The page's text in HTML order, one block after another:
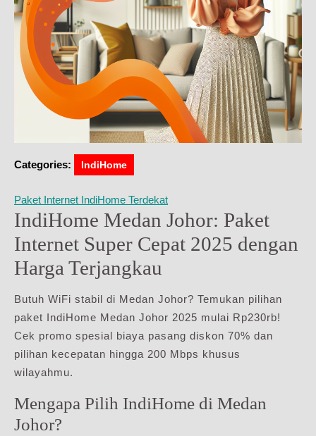
Categories: IndiHome
Paket Internet IndiHome Terdekat
IndiHome Medan Johor: Paket
Internet Super Cepat 2025 dengan
Harga Terjangkau
Butuh WiFi stabil di Medan Johor? Temukan pilihan
paket IndiHome Medan Johor 2025 mulai Rp230rb!
Cek promo spesial biaya pasang diskon 70% dan
pilihan kecepatan hingga 200 Mbps khusus
wilayahmu.
Mengapa Pilih IndiHome di Medan
Johor?